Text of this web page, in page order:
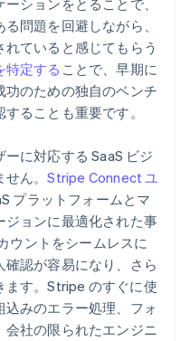
ションをとることで、
問題を回避しながら、
ていると感じてもらう
特定する ことで、早期に
のための独自のベンチ
ることも重要です。
に対応する SaaS ビジ
せん。Stripe Connect ユ
プラットフォームとマ
ジョンに最適化された事
ウントをシームレスに
認が容易になり、さら
ます。Stripe のすぐに使
みのエラー処理、フォ
社の限られたエンジニ